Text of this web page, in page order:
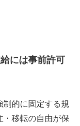
には事前許可
制的に固定する規
・移転の自由が保